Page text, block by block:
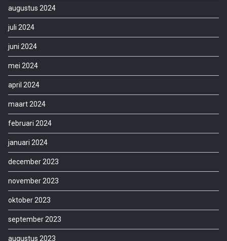
augustus 2024
juli 2024
juni 2024
mei 2024
april 2024
maart 2024
februari 2024
januari 2024
december 2023
november 2023
oktober 2023
september 2023
augustus 2023